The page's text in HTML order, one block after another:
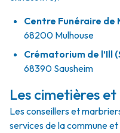
Centre Funéraire de
68200 Mulhouse
Crématorium de l’Ill
68390 Sausheim
Les cimetières
Les conseillers et
services de la commune